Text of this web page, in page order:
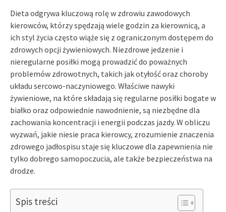
Dieta odgrywa kluczową rolę w zdrowiu zawodowych
kierowców, którzy spędzają wiele godzin za kierownicą, a
ich styl życia często wiąże się z ograniczonym dostępem do
zdrowych opcji żywieniowych. Niezdrowe jedzenie i
nieregularne posiłki mogą prowadzić do poważnych
problemów zdrowotnych, takich jak otyłość oraz choroby
układu sercowo-naczyniowego. Właściwe nawyki
żywieniowe, na które składają się regularne posiłki bogate w
białko oraz odpowiednie nawodnienie, są niezbędne dla
zachowania koncentracji i energii podczas jazdy. W obliczu
wyzwań, jakie niesie praca kierowcy, zrozumienie znaczenia
zdrowego jadłospisu staje się kluczowe dla zapewnienia nie
tylko dobrego samopoczucia, ale także bezpieczeństwa na
drodze.
Spis treści